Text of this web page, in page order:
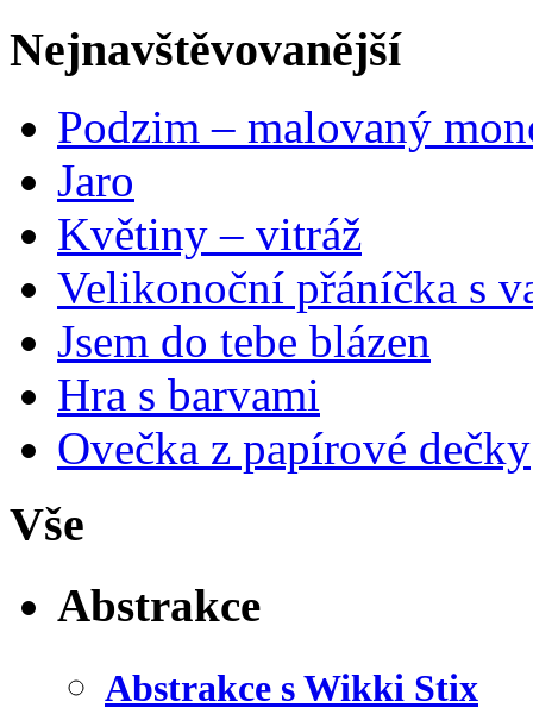
Nejnavštěvovanější
Podzim – malovaný
Jaro
Květiny – vitráž
Velikonoční přáníčka s
Jsem do tebe blázen
Hra s barvami
Ovečka z papírové dečky
Vše
Abstrakce
Abstrakce s Wikki Stix